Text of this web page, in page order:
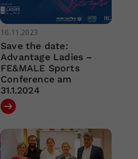
16.11.2023
Save the date:
Advantage Ladies –
FE&MALE Sports
Conference am
31.1.2024